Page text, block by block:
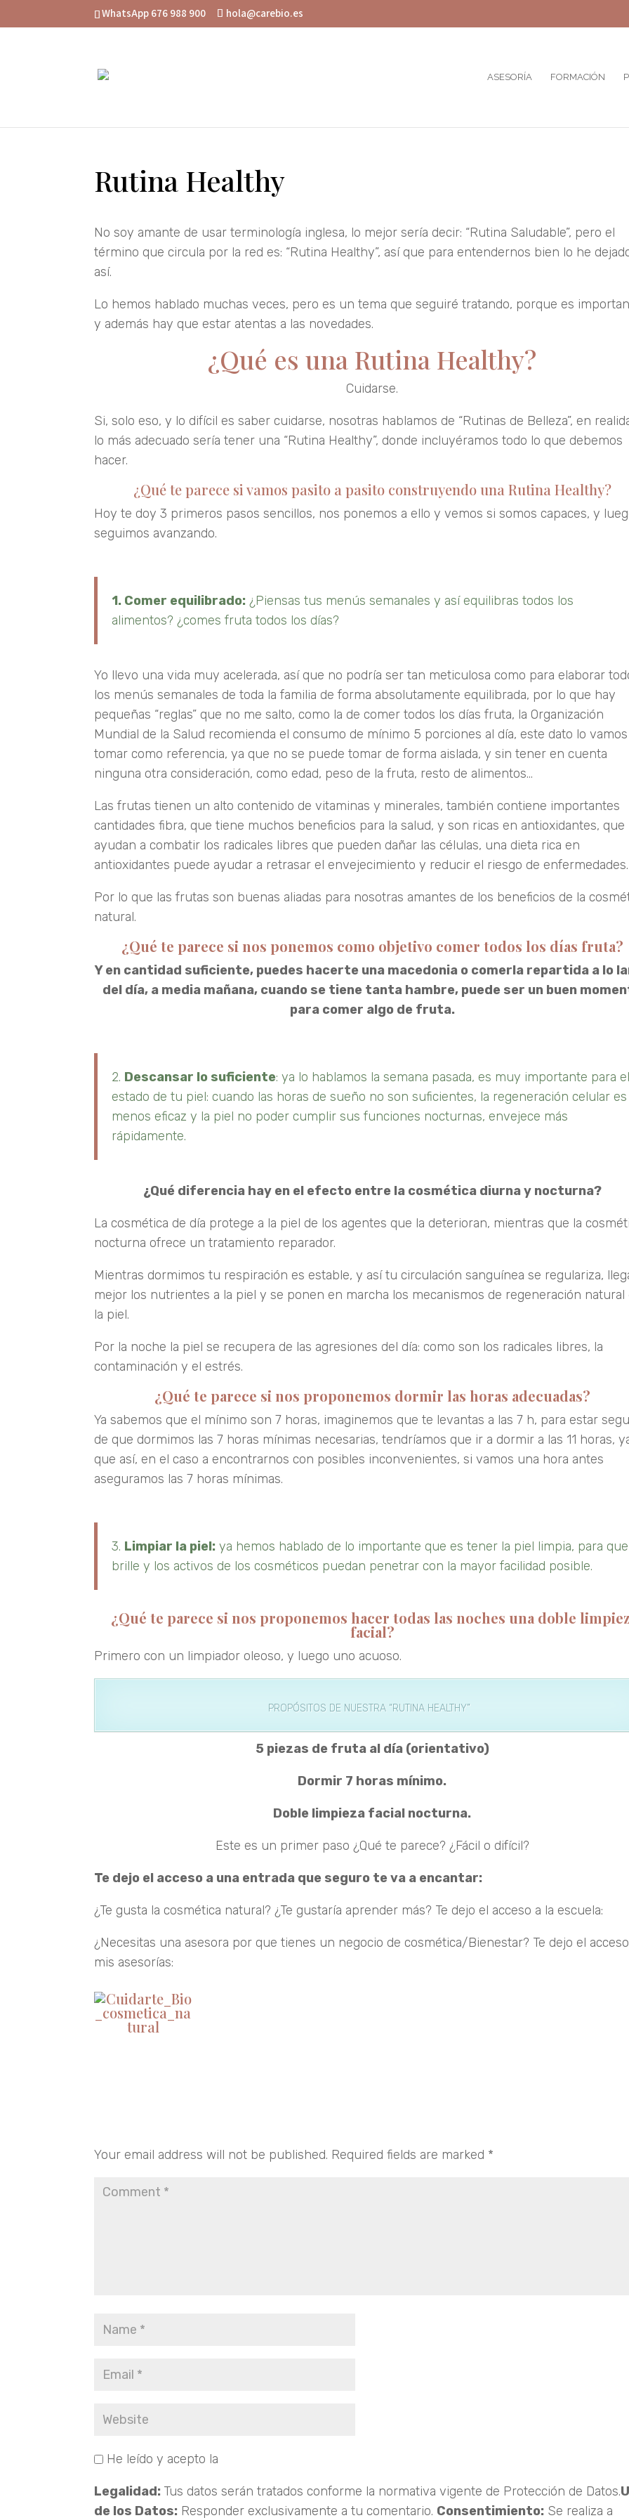
WhatsApp 676 988 900 hola@carebio.es
ASESORÍA FORMACIÓN
Rutina Healthy
No soy amante de usar terminología inglesa, lo mejor sería decir: “Rutina Saludable”, pero el
término que circula por la red es: “Rutina Healthy”, así que para entendernos bien lo he
así.
Lo hemos hablado muchas veces, pero es un tema que seguiré tratando, porque es
y además hay que estar atentas a las novedades.
¿Qué es una Rutina Healthy?
Cuidarse.
Si, solo eso, y lo difícil es saber cuidarse, nosotras hablamos de “Rutinas de Belleza”, en
lo más adecuado sería tener una “Rutina Healthy”, donde incluyéramos todo lo que debemos
hacer.
¿Qué te parece si vamos pasito a pasito construyendo una Rutina Healthy?
Hoy te doy 3 primeros pasos sencillos, nos ponemos a ello y vemos si somos capaces, y
seguimos avanzando.
1. Comer equilibrado: ¿Piensas tus menús semanales y así equilibras todos los
alimentos? ¿comes fruta todos los días?
Yo llevo una vida muy acelerada, así que no podría ser tan meticulosa como para elaborar
los menús semanales de toda la familia de forma absolutamente equilibrada, por lo que hay
pequeñas “reglas” que no me salto, como la de comer todos los días fruta, la Organización
Mundial de la Salud recomienda el consumo de mínimo 5 porciones al día, este dato lo
tomar como referencia, ya que no se puede tomar de forma aislada, y sin tener en cuenta
ninguna otra consideración, como edad, peso de la fruta, resto de alimentos…
Las frutas tienen un alto contenido de vitaminas y minerales, también contiene importantes
cantidades fibra, que tiene muchos beneficios para la salud, y son ricas en antioxidantes, que
ayudan a combatir los radicales libres que pueden dañar las células, una dieta rica en
antioxidantes puede ayudar a retrasar el envejecimiento y reducir el riesgo de enfermedades.
Por lo que las frutas son buenas aliadas para nosotras amantes de los beneficios de la
natural.
¿Qué te parece si nos ponemos como objetivo comer todos los días fruta?
Y en cantidad suficiente, puedes hacerte una macedonia o comerla repartida a lo
del día, a media mañana, cuando se tiene tanta hambre, puede ser un buen
para comer algo de fruta.
2. Descansar lo suficiente: ya lo hablamos la semana pasada, es muy importante para
estado de tu piel: cuando las horas de sueño no son suficientes, la regeneración celular es
menos eficaz y la piel no poder cumplir sus funciones nocturnas, envejece más
rápidamente.
¿Qué diferencia hay en el efecto entre la cosmética diurna y nocturna?
La cosmética de día protege a la piel de los agentes que la deterioran, mientras que la
nocturna ofrece un tratamiento reparador.
Mientras dormimos tu respiración es estable, y así tu circulación sanguínea se regulariza,
mejor los nutrientes a la piel y se ponen en marcha los mecanismos de regeneración natural
la piel.
Por la noche la piel se recupera de las agresiones del día: como son los radicales libres, la
contaminación y el estrés.
¿Qué te parece si nos proponemos dormir las horas adecuadas?
Ya sabemos que el mínimo son 7 horas, imaginemos que te levantas a las 7 h, para estar
de que dormimos las 7 horas mínimas necesarias, tendríamos que ir a dormir a las 11 horas,
que así, en el caso a encontrarnos con posibles inconvenientes, si vamos una hora antes
aseguramos las 7 horas mínimas.
3. Limpiar la piel: ya hemos hablado de lo importante que es tener la piel limpia, para que
brille y los activos de los cosméticos puedan penetrar con la mayor facilidad posible.
¿Qué te parece si nos proponemos hacer todas las noches una doble
facial?
Primero con un limpiador oleoso, y luego uno acuoso.
PROPÓSITOS DE NUESTRA “RUTINA HEALTHY”
5 piezas de fruta al día (orientativo)
Dormir 7 horas mínimo.
Doble limpieza facial nocturna.
Este es un primer paso ¿Qué te parece? ¿Fácil o difícil?
Te dejo el acceso a una entrada que seguro te va a encantar:
¿Te gusta la cosmética natural? ¿Te gustaría aprender más? Te dejo el acceso a la escuela:
¿Necesitas una asesora por que tienes un negocio de cosmética/Bienestar? Te dejo el
mis asesorías:
Your email address will not be published. Required fields are marked *
He leído y acepto la
Legalidad: Tus datos serán tratados conforme la normativa vigente de Protección de Datos.
de los Datos: Responder exclusivamente a tu comentario. Consentimiento: Se realiza a